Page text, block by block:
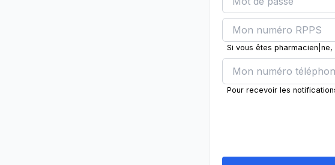
Si vous êtes pharmacien|ne,
Pour recevoir les